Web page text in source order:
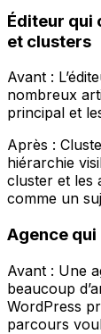
Éditeur qui
et clusters
Avant :
nombreux
principal et
Après :
hiérarchie
cluster et les
comme un
Agence
Avant : Une
beaucoup
WordPress
parcours